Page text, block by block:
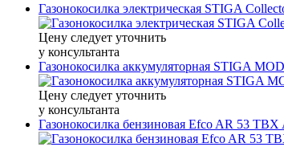
Газонокосилка электрическая STIGA
Цену следует уточнить
у консультанта
Газонокосилка аккумуляторная STIGA
Цену следует уточнить
у консультанта
Газонокосилка бензиновая Efco AR 53